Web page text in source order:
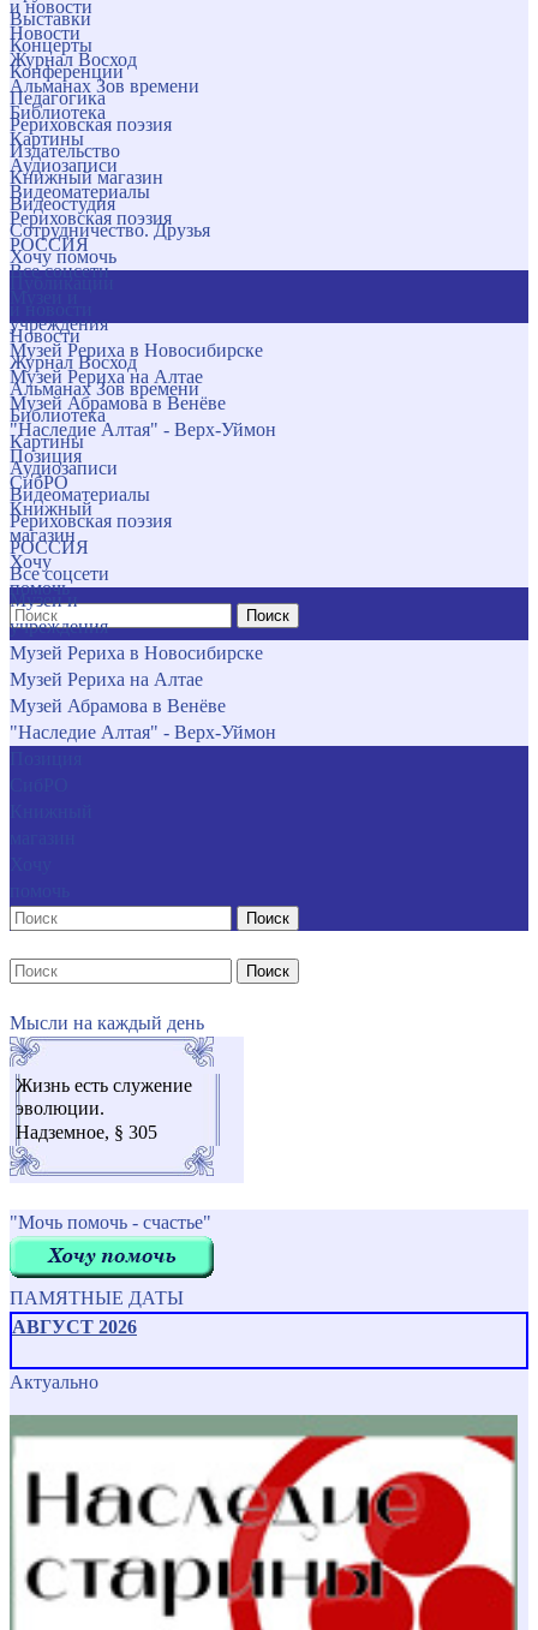
и новости
Новости
Журнал Восход
Альманах Зов времени
Библиотека
Картины
Аудиозаписи
Видеоматериалы
Рериховская поэзия
РОССИЯ
Все соцсети
учреждения
Музей Рериха в Новосибирске
Музей Рериха на Алтае
Музей Абрамова в Венёве
"Наследие Алтая" - Верх-Уймон
Позиция
СибРО
Книжный
магазин
Хочу
помочь
Поиск
Выставки
Концерты
Конференции
Педагогика
Рериховская поэзия
Издательство
Книжный магазин
Видеостудия
Сотрудничество. Друзья
Хочу помочь
Новости
Журнал Восход
Альманах Зов времени
Библиотека
Картины
Аудиозаписи
Видеоматериалы
Рериховская поэзия
РОССИЯ
Все соцсети
Музеи и
учреждения
Музей Рериха в Новосибирске
Музей Рериха на Алтае
Музей Абрамова в Венёве
"Наследие Алтая" - Верх-Уймон
Поиск
Поиск
Мысли на каждый день
Жизнь есть служение
эволюции.
Надземное, § 305
"Мочь помочь - счастье"
ПАМЯТНЫЕ ДАТЫ
АВГУСТ 2026
Актуально